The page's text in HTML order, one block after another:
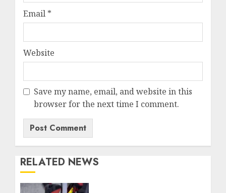
Email *
Website
Save my name, email, and website in this
browser for the next time I comment.
RELATED NEWS